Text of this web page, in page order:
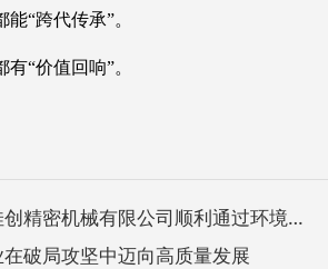
“跨代传承”。
“价值回响”。
械有限公司顺利通过环境与职业健康安全管理体系CQC认证
破局攻坚中迈向高质量发展